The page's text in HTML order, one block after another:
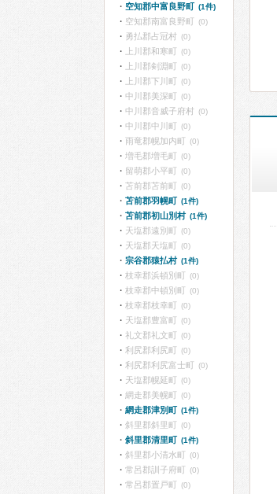
空知郡中富良野町 (1件)
空知郡南富良野町 (0)
勇払郡占冠村 (0)
上川郡和寒町 (0)
上川郡剣淵町 (0)
上川郡下川町 (0)
中川郡美深町 (0)
中川郡音威子府村 (0)
中川郡中川町 (0)
雨竜郡幌加内町 (0)
増毛郡増毛町 (0)
留萌郡小平町 (0)
苫前郡苫前町 (0)
苫前郡羽幌町 (1件)
苫前郡初山別村 (1件)
天塩郡遠別町 (0)
天塩郡天塩町 (0)
宗谷郡猿払村 (1件)
枝幸郡浜頓別町 (0)
枝幸郡中頓別町 (0)
枝幸郡枝幸町 (0)
天塩郡豊富町 (0)
礼文郡礼文町 (0)
利尻郡利尻町 (0)
利尻郡利尻富士町 (0)
天塩郡幌延町 (0)
網走郡美幌町 (0)
網走郡津別町 (1件)
斜里郡斜里町 (0)
斜里郡清里町 (1件)
斜里郡小清水町 (0)
常呂郡訓子府町 (0)
常呂郡置戸町 (0)